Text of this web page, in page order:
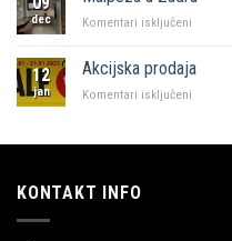
Malpeza
dec Komentari isključeni
Zadru
12
jan
Akcijska prodaja
Komentari isključeni
KONTAKT INFO